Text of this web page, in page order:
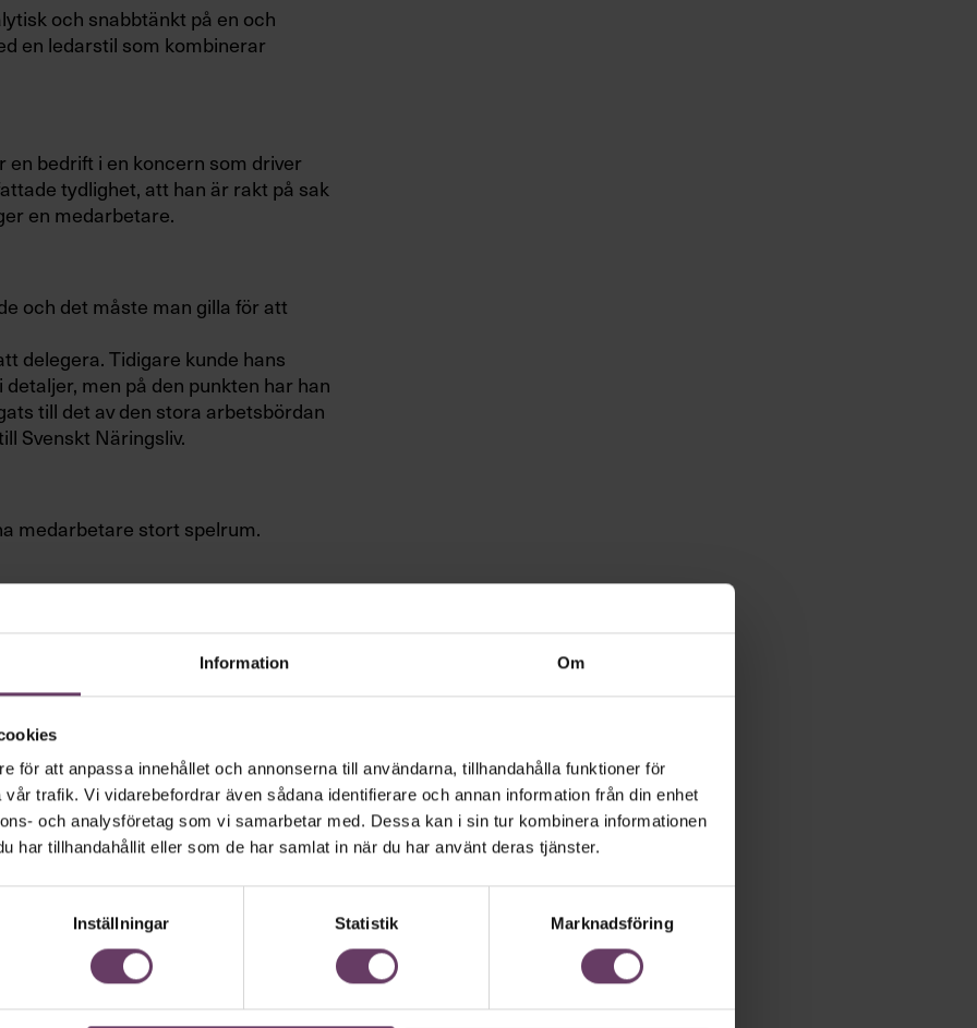
Information Om
för att anpassa innehållet och annonserna till användarna, tillhandahålla funktioner för
trafik. Vi vidarebefordrar även sådana identifierare och annan information från din enhet
och analysföretag som vi samarbetar med. Dessa kan i sin tur kombinera informationen
har tillhandahållit eller som de har samlat in när du har använt deras tjänster.
Inställningar Statistik Marknadsföring
och snabbtänkt på en och
en ledarstil som kombinerar
en bedrift i en koncern som driver
tydlighet, att han är rakt på sak
en medarbetare.
och det måste man gilla för att
delegera. Tidigare kunde hans
men på den punkten har han
till det av den stora arbetsbördan
Svenskt Näringsliv.
medarbetare stort spelrum.
resultat har man hans
och han talar om vad han
själv.«
dryfta något med Kenneth
ta högst fem minuter, och man bör
om det mesta i
exakt vad som förväntas av dem.